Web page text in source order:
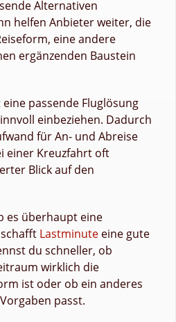
Alternativen
helfen Anbieter weiter, die
eine andere
ergänzenden Baustein
passende Fluglösung
einbeziehen. Dadurch
für An- und Abreise
einer Kreuzfahrt oft
Blick auf den
es überhaupt eine
Lastminute eine gute
du schneller, ob
wirklich die
ist oder ob ein anderes
passt.